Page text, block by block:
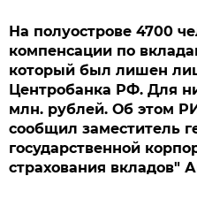
На полуострове 4700
компенсации по
который был лишен
Центробанка РФ. Для
млн. рублей. Об этом
сообщил заместитель
государственной
страхования вкладов"